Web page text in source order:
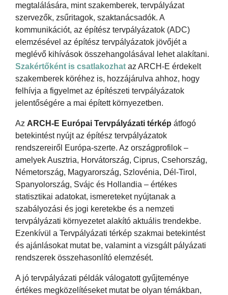
megtalálására, mint szakemberek, tervpályázat
szervezők, zsűritagok, szaktanácsadók. A
kommunikációt, az építész tervpályázatok (ADC)
elemzésével az építész tervpályázatok jövőjét a
meglévő kihívások összehangolásával lehet alakítani.
Szakértőként is csatlakozhat az ARCH-E érdekelt
szakemberek köréhez is, hozzájárulva ahhoz, hogy
felhívja a figyelmet az építészeti tervpályázatok
jelentőségére a mai épített környezetben.
Az ARCH-E Európai Tervpályázati térkép átfogó
betekintést nyújt az építész tervpályázatok
rendszereiről Európa-szerte. Az országprofilok –
amelyek Ausztria, Horvátország, Ciprus, Csehország,
Németország, Magyarország, Szlovénia, Dél-Tirol,
Spanyolország, Svájc és Hollandia – értékes
statisztikai adatokat, ismereteket nyújtanak a
szabályozási és jogi keretekbe és a nemzeti
tervpályázati környezetet alakító aktuális trendekbe.
Ezenkívül a Tervpályázati térkép szakmai betekintést
és ajánlásokat mutat be, valamint a vizsgált pályázati
rendszerek összehasonlító elemzését.
A jó tervpályázati példák válogatott gyűjteménye
értékes megközelítéseket mutat be olyan témákban,